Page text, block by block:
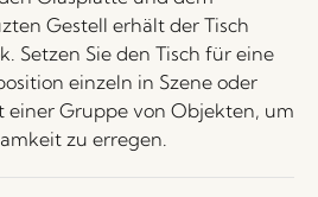
Gestell erhält der Tisch
Setzen Sie den Tisch für eine
einzeln in Szene oder
einer Gruppe von Objekten, um
zu erregen.